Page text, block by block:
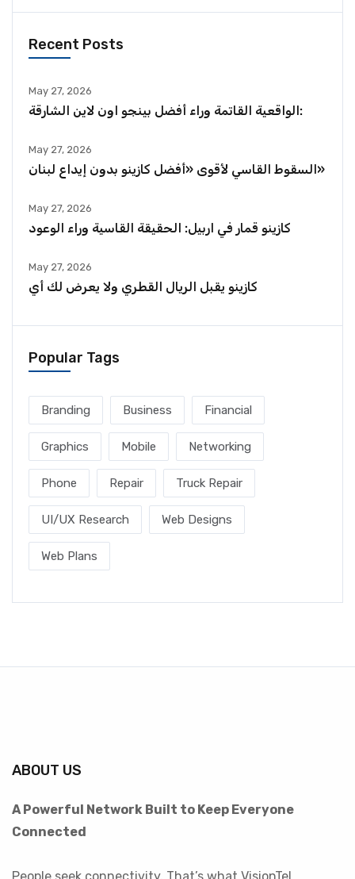
Recent Posts
May 27, 2026
الواقعية القاتمة وراء أفضل بينجو اون لاين الشارقة:
May 27, 2026
السقوط القاسي لأقوى «أفضل كازينو بدون إيداع لبنان»
May 27, 2026
كازينو قمار في اربيل: الحقيقة القاسية وراء الوعود
May 27, 2026
كازينو يقبل الريال القطري ولا يعرض لك أي
Popular Tags
Branding Business Financial
Graphics Mobile Networking
Phone Repair Truck Repair
UI/UX Research Web Designs
Web Plans
ABOUT US
A Powerful Network Built to Keep Everyone
Connected